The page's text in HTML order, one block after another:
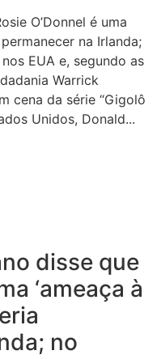
O’Donnel é uma
na Irlanda;
EUA e, segundo as
Warrick
cena da série “Gigolô
Unidos, Donald...
disse que
‘ameaça à
no